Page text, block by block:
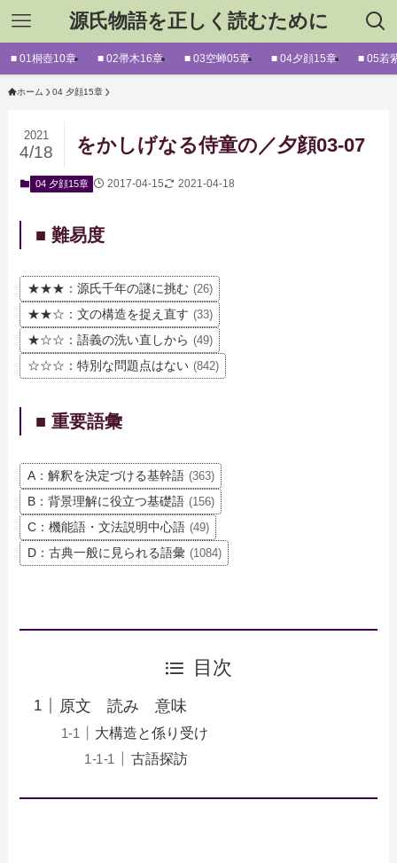
源氏物語を正しく読むために
■ 01桐壺10章 ■ 02帚木16章 ■ 03空蝉05章 ■ 04夕顔15章 ■ 05若
ホーム 04 夕顔15章
をかしげなる侍童の／夕顔03-07
2021
4/18
04 夕顔15章 2017-04-15 2021-04-18
■ 難易度
★★★：源氏千年の謎に挑む (26)
★★☆：文の構造を捉え直す (33)
★☆☆：語義の洗い直しから (49)
☆☆☆：特別な問題点はない (842)
■ 重要語彙
A：解釈を決定づける基幹語 (363)
B：背景理解に役立つ基礎語 (156)
C：機能語・文法説明中心語 (49)
D：古典一般に見られる語彙 (1084)
目次
原文 読み 意味
大構造と係り受け
古語探訪